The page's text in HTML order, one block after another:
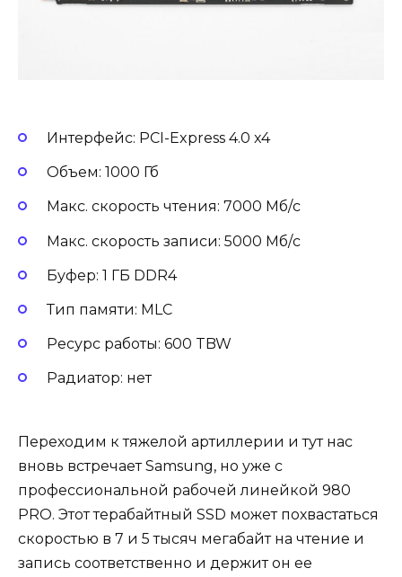
Интерфейс: PCI-Express 4.0 x4
Объем: 1000 Гб
Макс. скорость чтения: 7000 Мб/с
Макс. скорость записи: 5000 Мб/с
Буфер: 1 ГБ DDR4
Тип памяти: MLC
Ресурс работы: 600 TBW
Радиатор: нет
Переходим к тяжелой артиллерии и тут нас
вновь встречает Samsung, но уже с
профессиональной рабочей линейкой 980
PRO. Этот терабайтный SSD может похвастаться
скоростью в 7 и 5 тысяч мегабайт на чтение и
запись соответственно и держит он ее